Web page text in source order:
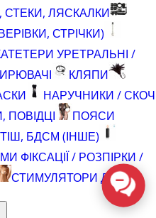
СТЕКИ, ЛЯСКАЛКИ
СТРІЧКИ)
УРЕТРАЛЬНІ /
КЛЯПИ
НАРУЧНИКИ / СКОЧ
ПОЯСИ
БДСМ (ІНШЕ)
ФІКСАЦІЇ / РОЗПІРКИ /
СТИМУЛЯТОРИ ДЛЯ